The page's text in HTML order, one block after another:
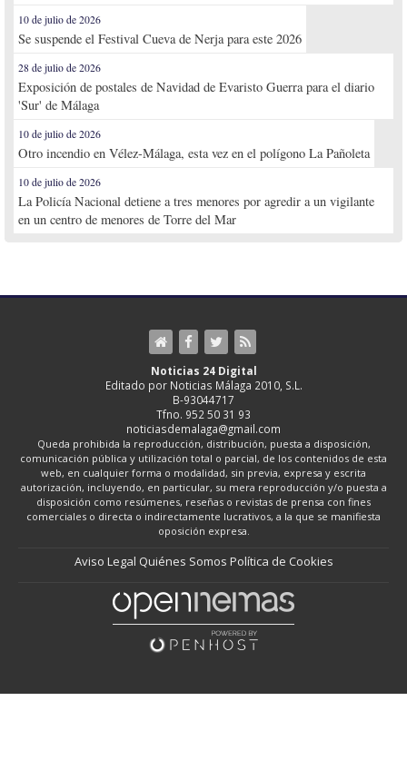
10 de julio de 2026
Se suspende el Festival Cueva de Nerja para este 2026
28 de julio de 2026
Exposición de postales de Navidad de Evaristo Guerra para el diario
'Sur' de Málaga
10 de julio de 2026
Otro incendio en Vélez-Málaga, esta vez en el polígono La Pañoleta
10 de julio de 2026
La Policía Nacional detiene a tres menores por agredir a un vigilante
en un centro de menores de Torre del Mar
Noticias 24 Digital
Editado por Noticias Málaga 2010, S.L.
B-93044717
Tfno. 952 50 31 93
noticiasdemalaga@gmail.com
Queda prohibida la reproducción, distribución, puesta a disposición,
comunicación pública y utilización total o parcial, de los contenidos de esta
web, en cualquier forma o modalidad, sin previa, expresa y escrita
autorización, incluyendo, en particular, su mera reproducción y/o puesta a
disposición como resúmenes, reseñas o revistas de prensa con fines
comerciales o directa o indirectamente lucrativos, a la que se manifiesta
oposición expresa.
Aviso Legal Quiénes Somos Política de Cookies